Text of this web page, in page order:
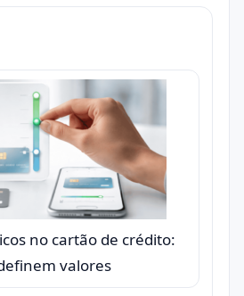
no cartão de crédito:
valores